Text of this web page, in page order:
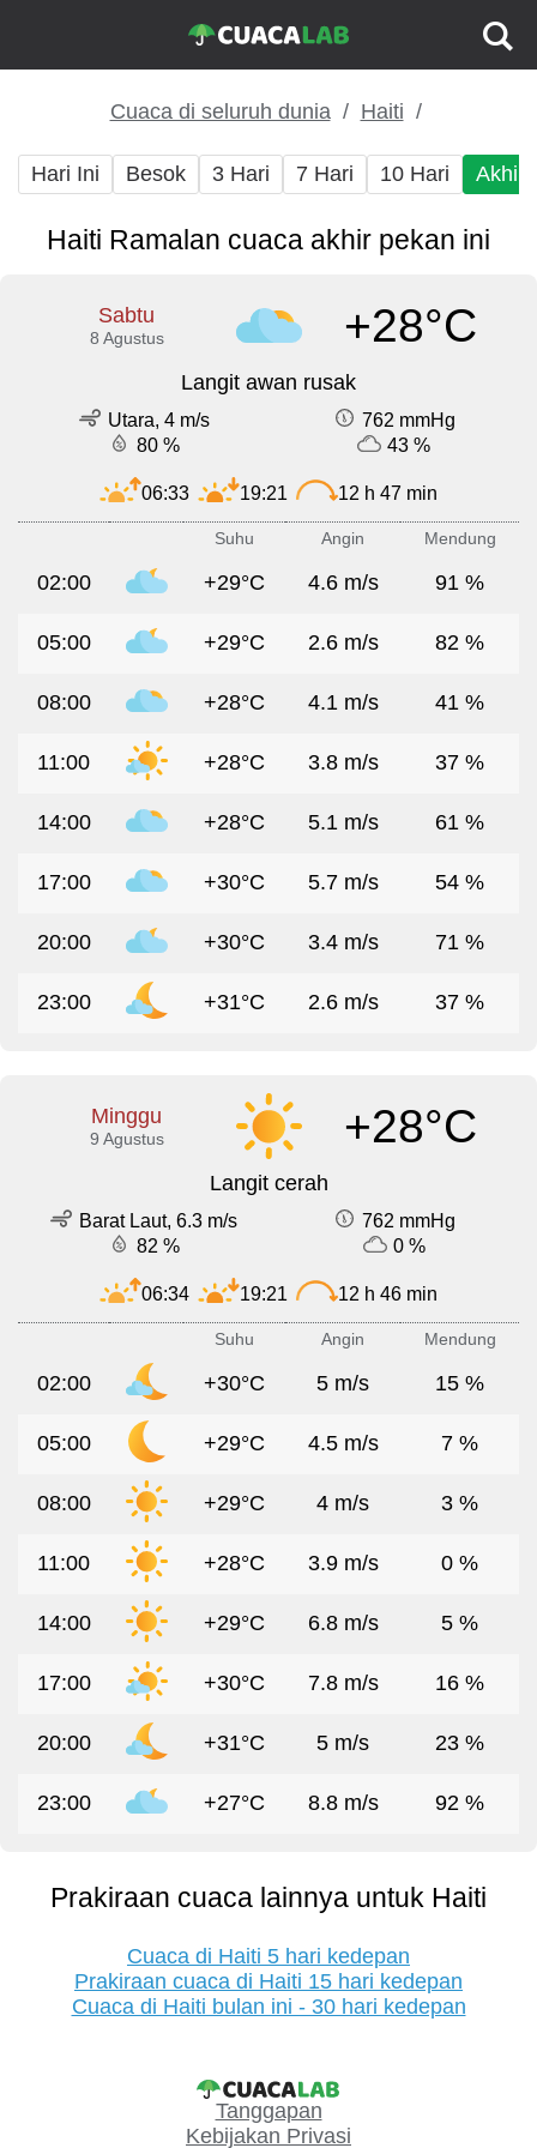
Cuaca di seluruh dunia Haiti
Hari Ini Besok 3 Hari 7 Hari 10 Hari Akhir
Haiti Ramalan cuaca akhir pekan ini
Sabtu
8 Agustus +28°C
Langit awan rusak
Utara, 4 m/s
762 mmHg
80 %
43 %
06:33 19:21 12 h 47 min
Suhu Angin Mendung
02:00 +29°C 4.6 m/s 91 %
05:00 +29°C 2.6 m/s 82 %
08:00 +28°C 4.1 m/s 41 %
11:00 +28°C 3.8 m/s 37 %
14:00 +28°C 5.1 m/s 61 %
17:00 +30°C 5.7 m/s 54 %
20:00 +30°C 3.4 m/s 71 %
23:00 +31°C 2.6 m/s 37 %
Minggu
9 Agustus +28°C
Langit cerah
Barat Laut, 6.3 m/s
762 mmHg
82 %
0 %
06:34 19:21 12 h 46 min
Suhu Angin Mendung
02:00 +30°C 5 m/s 15 %
05:00 +29°C 4.5 m/s 7 %
08:00 +29°C 4 m/s 3 %
11:00 +28°C 3.9 m/s 0 %
14:00 +29°C 6.8 m/s 5 %
17:00 +30°C 7.8 m/s 16 %
20:00 +31°C 5 m/s 23 %
23:00 +27°C 8.8 m/s 92 %
Prakiraan cuaca lainnya untuk Haiti
Cuaca di Haiti 5 hari kedepan
Prakiraan cuaca di Haiti 15 hari kedepan
Cuaca di Haiti bulan ini - 30 hari kedepan
Tanggapan
Kebijakan Privasi